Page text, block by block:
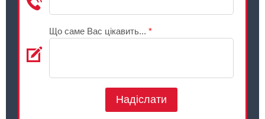
Що саме Вас цікавить... *
Надіслати